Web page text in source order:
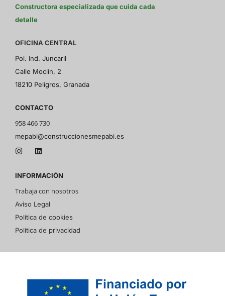
Constructora especializada que cuida cada
detalle
OFICINA CENTRAL
Pol. Ind. Juncaril
Calle Moclín, 2
18210 Peligros, Granada
CONTACTO
958 466 730
mepabi@construccionesmepabi.es
INFORMACIÓN
Trabaja con nosotros
Aviso Legal
Política de cookies
Política de privacidad